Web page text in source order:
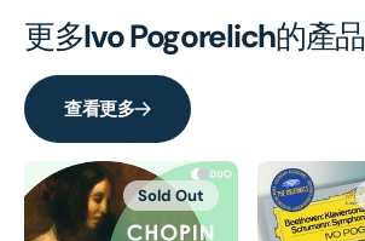
更多Ivo Pogorelich的產品
查看更多
Sold Out